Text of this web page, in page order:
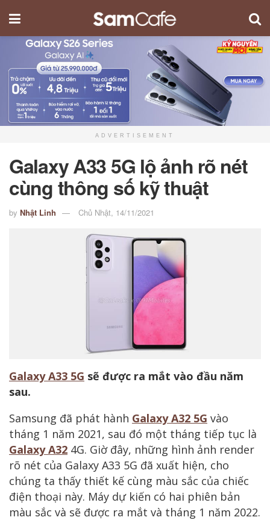
ADVERTISEMENT
Galaxy A33 5G lộ ảnh rõ nét
cùng thông số kỹ thuật
by Nhật Linh Chủ Nhật, 14/11/2021
Galaxy A33 5G sẽ được ra mắt vào đầu năm
sau.
Samsung đã phát hành Galaxy A32 5G vào
tháng 1 năm 2021, sau đó một tháng tiếp tục là
Galaxy A32 4G. Giờ đây, những hình ảnh render
rõ nét của Galaxy A33 5G đã xuất hiện, cho
chúng ta thấy thiết kế cùng màu sắc của chiếc
điện thoại này. Máy dự kiến có hai phiên bản
màu sắc và sẽ được ra mắt và tháng 1 năm 2022.